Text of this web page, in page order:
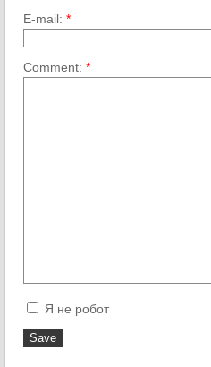
E-mail: *
Comment: *
Я не робот